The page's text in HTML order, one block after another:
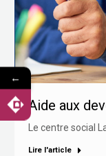
Aide aux
Le centre social
Lire l'article
←